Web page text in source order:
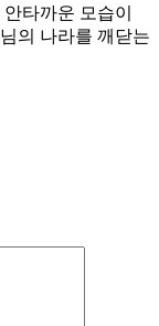
타까운 모습이
의 나라를 깨닫는